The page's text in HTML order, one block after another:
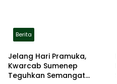
Berita
Jelang Hari Pramuka,
Kwarcab Sumenep
Teguhkan Semangat